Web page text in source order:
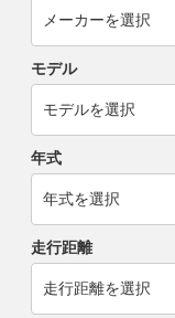
モデル
年式
走行距離